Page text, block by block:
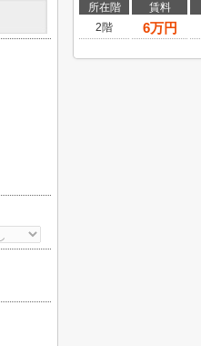
所在階 賃料
2階
6万円